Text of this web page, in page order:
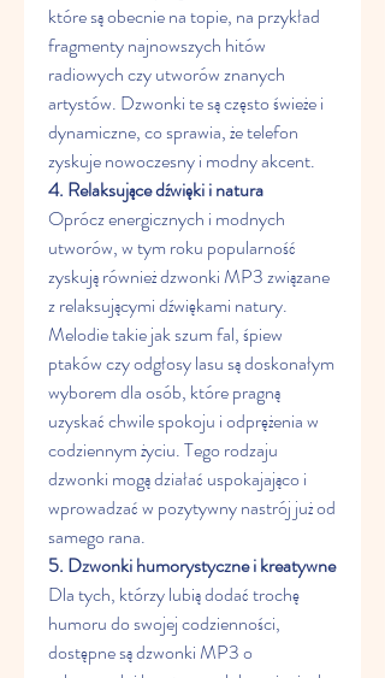
które są obecnie na topie, na przykład
fragmenty najnowszych hitów
radiowych czy utworów znanych
artystów. Dzwonki te są często świeże i
dynamiczne, co sprawia, że telefon
zyskuje nowoczesny i modny akcent.
4. Relaksujące dźwięki i natura
Oprócz energicznych i modnych
utworów, w tym roku popularność
zyskują również dzwonki MP3 związane
z relaksującymi dźwiękami natury.
Melodie takie jak szum fal, śpiew
ptaków czy odgłosy lasu są doskonałym
wyborem dla osób, które pragną
uzyskać chwile spokoju i odprężenia w
codziennym życiu. Tego rodzaju
dzwonki mogą działać uspokajająco i
wprowadzać w pozytywny nastrój już od
samego rana.
5. Dzwonki humorystyczne i kreatywne
Dla tych, którzy lubią dodać trochę
humoru do swojej codzienności,
dostępne są dzwonki MP3 o